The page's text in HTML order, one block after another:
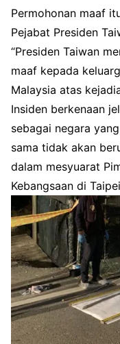
Permohonan maaf
Pejabat Presiden
“Presiden Taiwan
maaf kepada
Malaysia atas
Insiden berkenaan
sebagai negara
sama tidak akan
dalam mesyuarat
Kebangsaan di